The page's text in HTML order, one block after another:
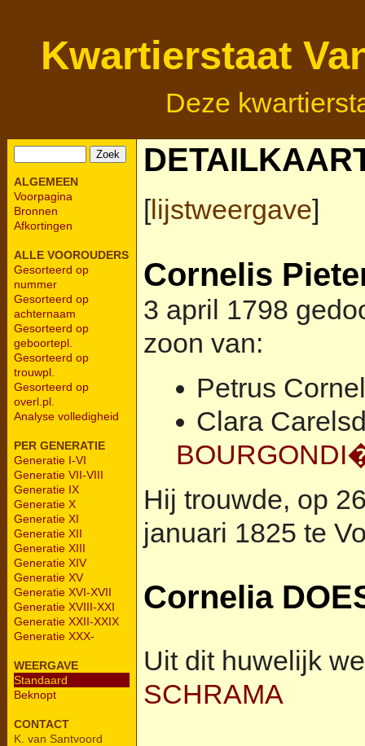
Kwartierstaat
Deze
ALGEMEEN
Voorpagina
Bronnen
Afkortingen
ALLE VOOROUDERS
Gesorteerd op
nummer
Gesorteerd op
achternaam
Gesorteerd op
geboortepl.
Gesorteerd op
trouwpl.
Gesorteerd op
overl.pl.
Analyse volledigheid
PER GENERATIE
Generatie I-VI
Generatie VII-VIII
Generatie IX
Generatie X
Generatie XI
Generatie XII
Generatie XIII
Generatie XIV
Generatie XV
Generatie XVI-XVII
Generatie XVIII-XXI
Generatie XXII-XXIX
Generatie XXX-
WEERGAVE
Standaard
Beknopt
CONTACT
K. van Santvoord
[lijstweergave]
Cornelis
3 april 1798
zoon van:
Petrus
Clara
Hij trouwde, op
januari 1825 te
Cornelia
Uit dit huwelijk
SCHRAMA